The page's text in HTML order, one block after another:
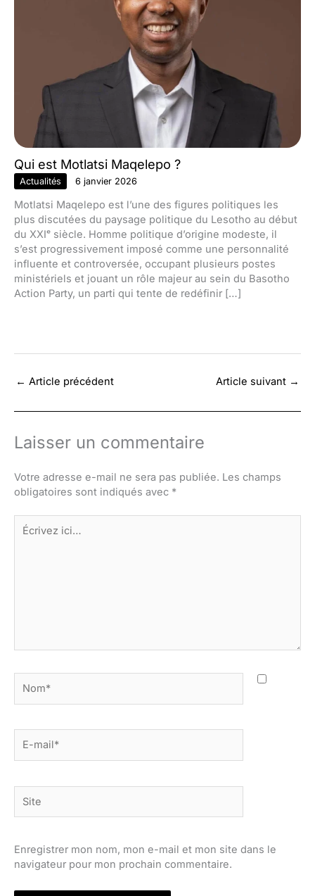
Qui est Motlatsi Maqelepo ?
Actualités 6 janvier 2026
Motlatsi Maqelepo est l’une des figures politiques les
plus discutées du paysage politique du Lesotho au début
du XXIᵉ siècle. Homme politique d’origine modeste, il
s’est progressivement imposé comme une personnalité
influente et controversée, occupant plusieurs postes
ministériels et jouant un rôle majeur au sein du Basotho
Action Party, un parti qui tente de redéfinir […]
← Article précédent Article suivant →
Laisser un commentaire
Votre adresse e-mail ne sera pas publiée. Les champs
obligatoires sont indiqués avec *
Écrivez
ici…
mail*
Enregistrer mon nom, mon e-mail et mon site dans le
navigateur pour mon prochain commentaire.